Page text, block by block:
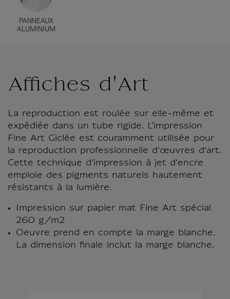
PANNEAUX
ALUMINIUM
Affiches d'Art
La reproduction est roulée sur elle-même et
expédiée dans un tube rigide. L'impression
Fine Art Giclée est couramment utilisée pour
la reproduction professionnelle d'œuvres d'art.
Cette technique d'impression à jet d'encre
emploie des pigments naturels hautement
résistants à la lumière.
Impression sur papier mat Fine Art spécial
260 g/m2
Oeuvre prend en compte la marge blanche.
La dimension finale inclut la marge blanche.